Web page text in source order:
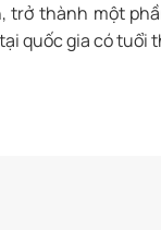
trở thành một
quốc gia có tuổi